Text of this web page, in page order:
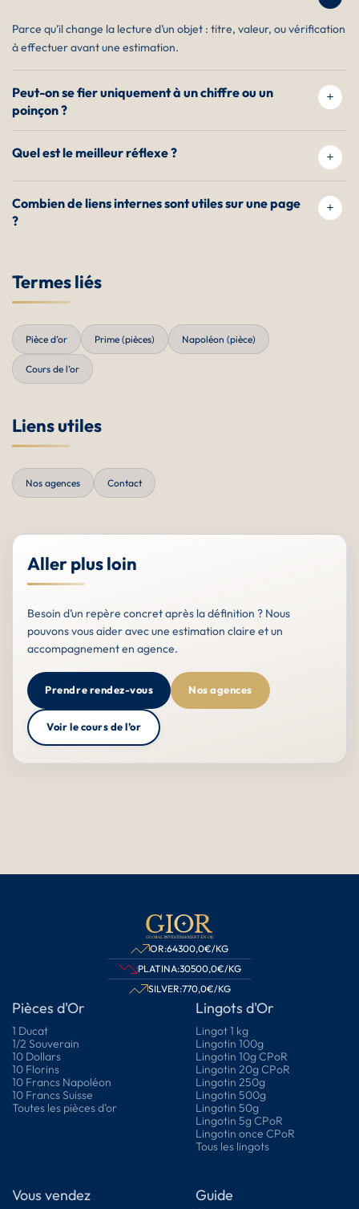
Parce qu’il change la lecture d’un objet : titre, valeur, ou vérification
à effectuer avant une estimation.
Peut-on se fier uniquement à un chiffre ou un
poinçon ?
Quel est le meilleur réflexe ?
Combien de liens internes sont utiles sur une page
?
Termes liés
Pièce d’or Prime (pièces) Napoléon (pièce)
Cours de l’or
Liens utiles
Nos agences Contact
Aller plus loin
Besoin d’un repère concret après la définition ? Nous
pouvons vous aider avec une estimation claire et un
accompagnement en agence.
Prendre rendez-vous Nos agences
Voir le cours de l’or
OR:64300,0€/KG
PLATINA:30500,0€/KG
SILVER:770,0€/KG
Pièces d'Or
1 Ducat
1/2 Souverain
10 Dollars
10 Florins
10 Francs Napoléon
10 Francs Suisse
Toutes les pièces d’or
Lingots d'Or
Lingot 1 kg
Lingotin 100g
Lingotin 10g CPoR
Lingotin 20g CPoR
Lingotin 250g
Lingotin 500g
Lingotin 50g
Lingotin 5g CPoR
Lingotin once CPoR
Tous les lingots
Vous vendez Guide